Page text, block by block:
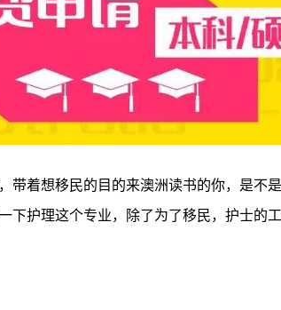
带着想移民的目的来澳洲读书的你，是不
下护理这个专业，除了为了移民，护士的